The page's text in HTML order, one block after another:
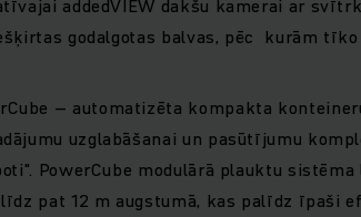
addedVIEW dakšu kamerai ar
godalgotas balvas, pēc kurām tīko
– automatizēta kompakta
uzglabāšanai un pasūtījumu
PowerCube modulārā plauktu
pat 12 m augstumā, kas palīdz īpaši